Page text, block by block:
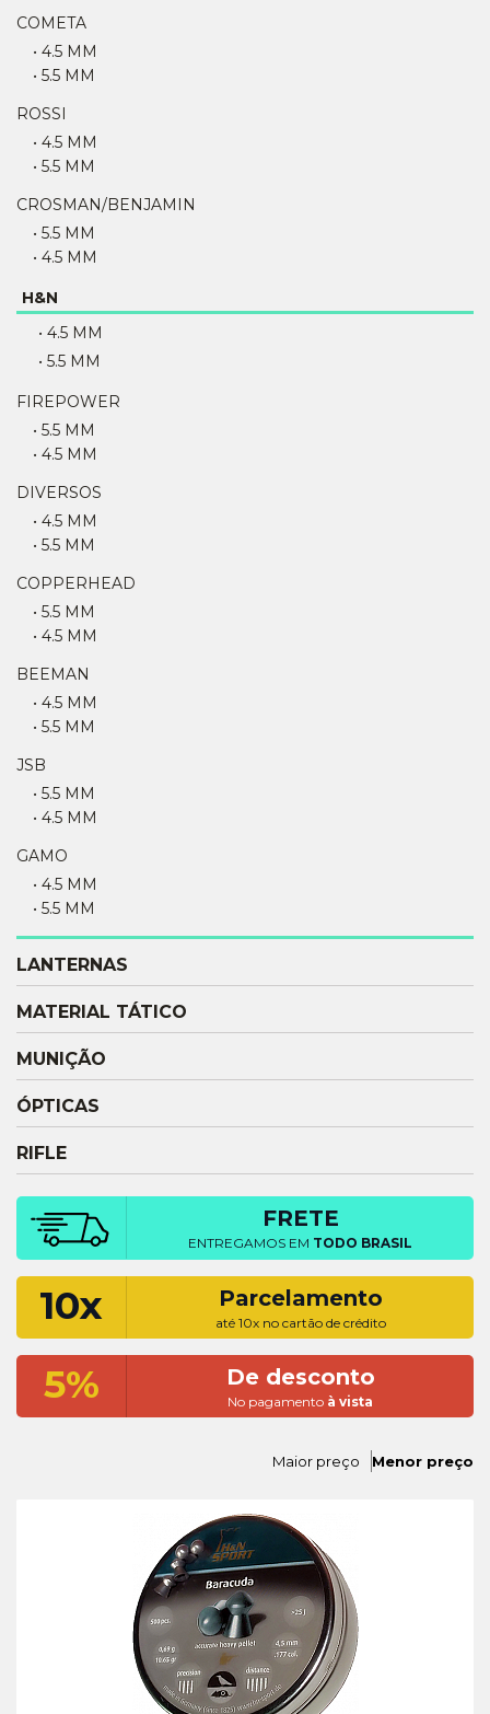
COMETA
• 4.5 MM
• 5.5 MM
ROSSI
• 4.5 MM
• 5.5 MM
CROSMAN/BENJAMIN
• 5.5 MM
• 4.5 MM
H&N
• 4.5 MM
• 5.5 MM
FIREPOWER
• 5.5 MM
• 4.5 MM
DIVERSOS
• 4.5 MM
• 5.5 MM
COPPERHEAD
• 5.5 MM
• 4.5 MM
BEEMAN
• 4.5 MM
• 5.5 MM
JSB
• 5.5 MM
• 4.5 MM
GAMO
• 4.5 MM
• 5.5 MM
LANTERNAS
MATERIAL TÁTICO
MUNIÇÃO
ÓPTICAS
RIFLE
FRETE
ENTREGAMOS EM TODO BRASIL
10x Parcelamento
até 10x no cartão de crédito
5% De desconto
No pagamento à vista
Maior preço Menor preço